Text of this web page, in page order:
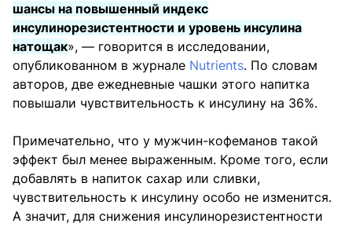
шансы на повышенный индекс
инсулинорезистентности и уровень инсулина
натощак», — говорится в исследовании,
опубликованном в журнале Nutrients. По словам
авторов, две ежедневные чашки этого напитка
повышали чувствительность к инсулину на 36%.
Примечательно, что у мужчин-кофеманов такой
эффект был менее выраженным. Кроме того, если
добавлять в напиток сахар или сливки,
чувствительность к инсулину особо не изменится.
А значит, для снижения инсулинорезистентности